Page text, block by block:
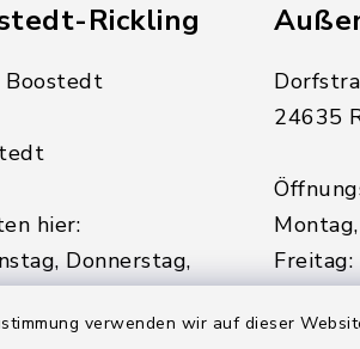
verwenden wir auf dieser
Rickling
hier:
Donnerstag,
Uhr
24635
Freitag: